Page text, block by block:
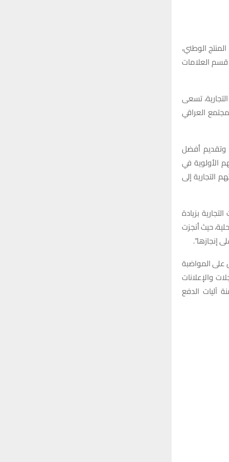
الوطني،
قسم العلامات
تسعى
العراقي
وتقديم أفضل
الأولوية في
التجارية إلى
بزيادة
حيث أنجزت
على المواضبة
والإعلانات
آليات الدفع